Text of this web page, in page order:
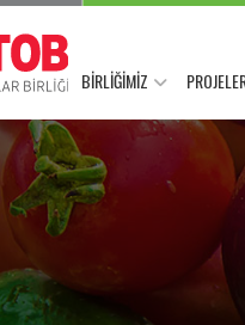
BİRLİĞİMİZ